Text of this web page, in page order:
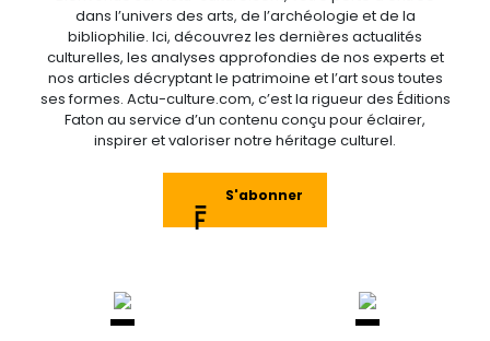
dans l’univers des arts, de l’archéologie et de la
bibliophilie. Ici, découvrez les dernières actualités
culturelles, les analyses approfondies de nos experts et
nos articles décryptant le patrimoine et l’art sous toutes
ses formes. Actu-culture.com, c’est la rigueur des Éditions
Faton au service d’un contenu conçu pour éclairer,
inspirer et valoriser notre héritage culturel.
S'abonner